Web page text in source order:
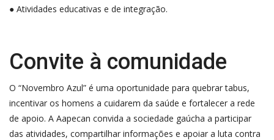
● Atividades educativas e de integração.
Convite à comunidade
O “Novembro Azul” é uma oportunidade para quebrar tabus,
incentivar os homens a cuidarem da saúde e fortalecer a rede
de apoio. A Aapecan convida a sociedade gaúcha a participar
das atividades, compartilhar informações e apoiar a luta contra